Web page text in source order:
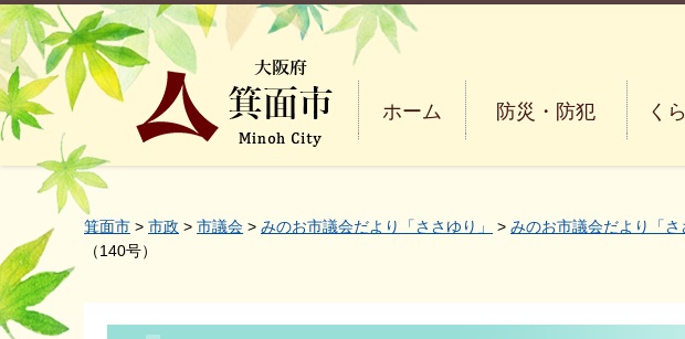
大阪府箕面市 Minoh City
ホーム 防災・防犯 く
箕面市 > 市政 > 市議会 > みのお市議会だより「ささゆり」 > みのお市議会だより「
（140号）